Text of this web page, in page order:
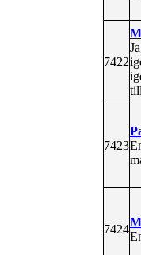
7422
7423
7424